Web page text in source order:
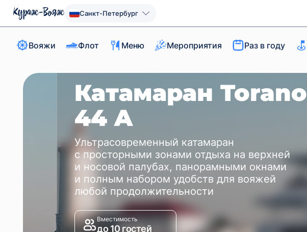
Санкт-Петербург
Вояжи Флот Меню Мероприятия Раз в году
Катамаран Torano
44 A
Ультрасовременный катамаран
с просторными зонами отдыха на верхней
и носовой палубах, панорамными окнами
и полным набором удобств для вояжей
любой продолжительности
Вместимость
до 10 гостей